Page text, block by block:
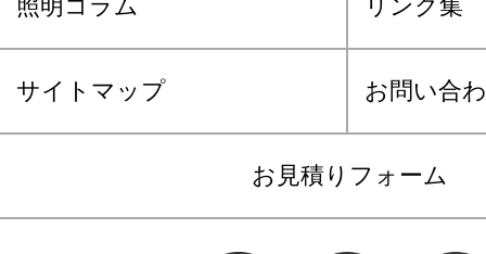
照明コラム リンク集
サイトマップ お問い合
お見積りフォーム